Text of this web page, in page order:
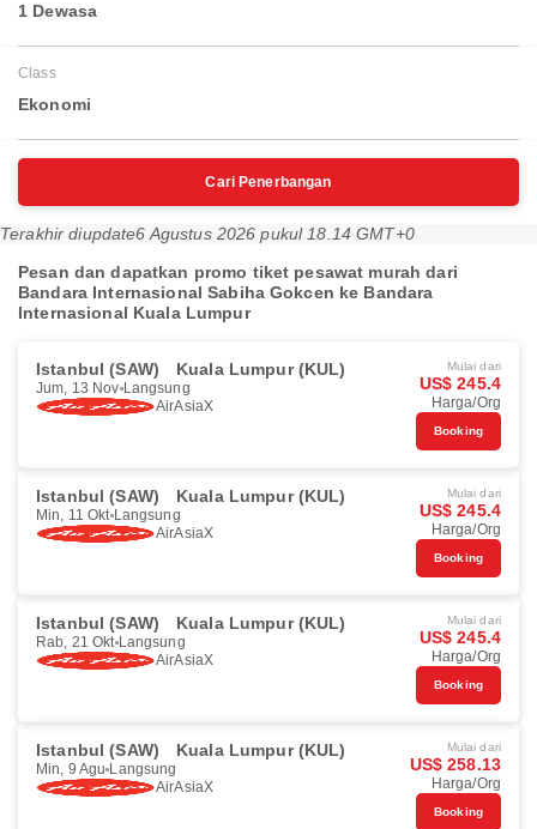
1 Dewasa
Class
Ekonomi
Cari Penerbangan
Terakhir diupdate6 Agustus 2026 pukul 18.14 GMT+0
Pesan dan dapatkan promo tiket pesawat murah dari
Bandara Internasional Sabiha Gokcen ke Bandara
Internasional Kuala Lumpur
Istanbul (SAW) Kuala Lumpur (KUL)
Jum, 13 Nov Langsung
AirAsiaX
Mulai dari
US$ 245.4
Harga/Org
Booking
Istanbul (SAW) Kuala Lumpur (KUL)
Min, 11 Okt Langsung
AirAsiaX
Mulai dari
US$ 245.4
Harga/Org
Booking
Istanbul (SAW) Kuala Lumpur (KUL)
Rab, 21 Okt Langsung
AirAsiaX
Mulai dari
US$ 245.4
Harga/Org
Booking
Istanbul (SAW) Kuala Lumpur (KUL)
Min, 9 Agu Langsung
AirAsiaX
Mulai dari
US$ 258.13
Harga/Org
Booking